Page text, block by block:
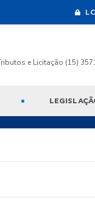
e Licitação (15)